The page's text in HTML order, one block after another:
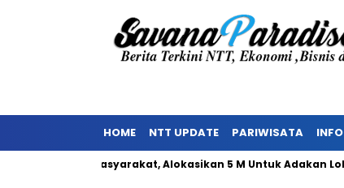
HOME NTT UPDATE PARIWISATA
Penolakan Masyarakat, Alokasikan 5 M Untuk Adakan Lokasi